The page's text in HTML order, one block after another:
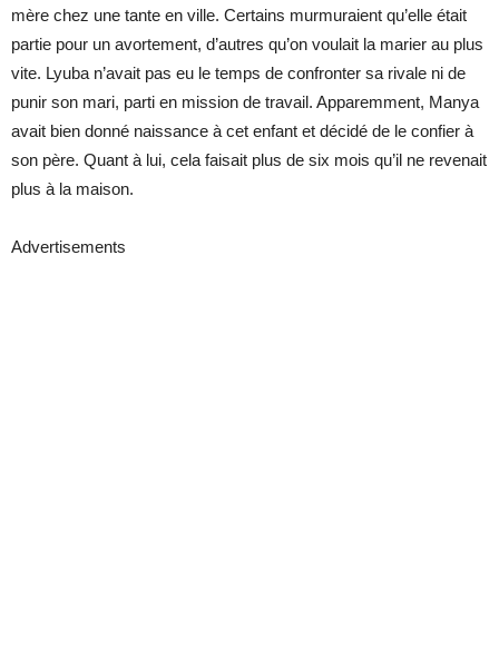
mère chez une tante en ville. Certains murmuraient qu’elle était
partie pour un avortement, d’autres qu’on voulait la marier au plus
vite. Lyuba n’avait pas eu le temps de confronter sa rivale ni de
punir son mari, parti en mission de travail. Apparemment, Manya
avait bien donné naissance à cet enfant et décidé de le confier à
son père. Quant à lui, cela faisait plus de six mois qu’il ne revenait
plus à la maison.
Advertisements